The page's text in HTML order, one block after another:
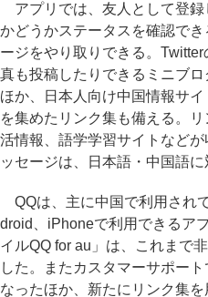
アプリでは、友人として登録
かどうかステータスを確認で
ージをやり取りできる。
真も投稿したりできるミニブ
ほか、日本人向け中国情報サ
を集めたリンク集も備える。
活情報、語学学習サイトなど
ッセージは、日本語・中国語に
QQは、主に中国で利用され
droid、iPhoneで利用できるア
イルQQ for au」は、これまで
した。またカスタマーサポー
なったほか、新たにリンク集